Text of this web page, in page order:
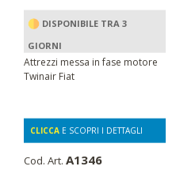
DISPONIBILE TRA 3
GIORNI
Attrezzi messa in fase motore
Twinair Fiat
CLICCA E SCOPRI I DETTAGLI
Cod. Art. A1346